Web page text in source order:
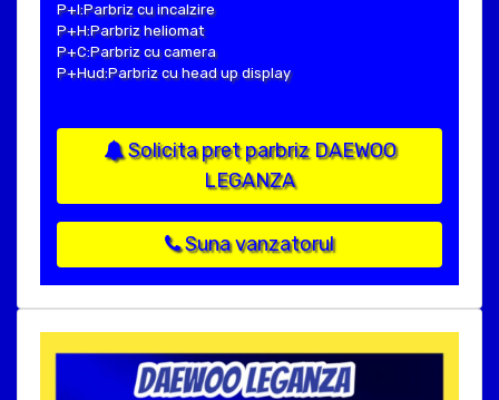
P+I:Parbriz cu incalzire
P+H:Parbriz heliomat
P+C:Parbriz cu camera
P+Hud:Parbriz cu head up display
Solicita pret parbriz DAEWOO
LEGANZA
Suna vanzatorul